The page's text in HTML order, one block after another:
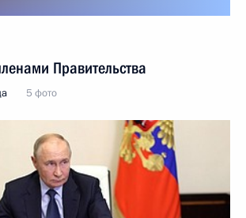
Правительства
5 фото